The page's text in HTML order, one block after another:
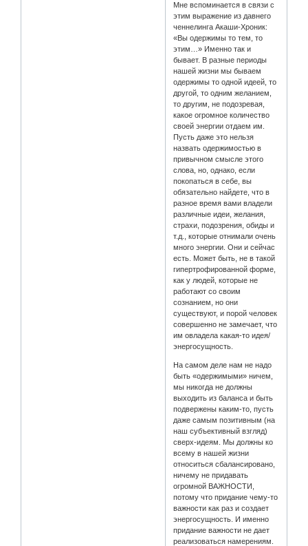
Мне вспоминается в связи с
этим выражение из давнего
ченнелинга Акаши-Хроник:
«Вы одержимы то тем, то
этим…» Именно так и
бывает. В разные периоды
нашей жизни мы бываем
одержимы то одной идеей, то
другой, то одним желанием,
то другим, не подозревая,
какое огромное количество
своей энергии отдаем им.
Пусть даже это нельзя
назвать одержимостью в
привычном смысле этого
слова, но, однако, если
покопаться в себе, вы
обязательно найдете, что в
разное время вами владели
различные идеи, желания,
страхи, подозрения, обиды и
т.д., которые отнимали очень
много энергии. Они и сейчас
есть. Может быть, не в такой
гипертрофированной форме,
как у людей, которые не
работают со своим
сознанием, но они
существуют, и порой человек
совершенно не замечает, что
им овладела какая-то идея/
энергосущность.
На самом деле нам не надо
быть «одержимыми» ничем,
мы никогда не должны
выходить из баланса и быть
подвержены каким-то, пусть
даже самым позитивным (на
наш субъективный взгляд)
сверх-идеям. Мы должны ко
всему в нашей жизни
относиться сбалансировано,
ничему не придавать
огромной ВАЖНОСТИ,
потому что придание чему-то
важности как раз и создает
энергосущность. И именно
придание важности не дает
реализоваться намерениям.